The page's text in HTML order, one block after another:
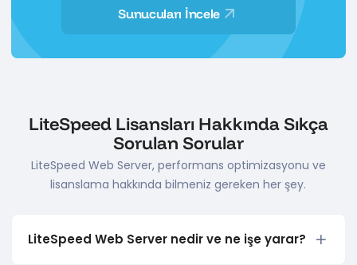
Sunucuları İncele
LiteSpeed Lisansları Hakkında Sıkça
Sorulan Sorular
LiteSpeed Web Server, performans optimizasyonu ve
lisanslama hakkında bilmeniz gereken her şey.
LiteSpeed Web Server nedir ve ne işe yarar?